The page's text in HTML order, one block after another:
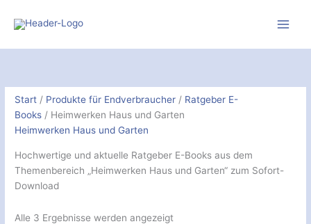
Inhalt
Start / Produkte für Endverbraucher / Ratgeber E-
Books / Heimwerken Haus und Garten
Heimwerken Haus und Garten
Hochwertige und aktuelle Ratgeber E-Books aus dem
Themenbereich „Heimwerken Haus und Garten“ zum Sofort-
Download
Alle 3 Ergebnisse werden angezeigt
sortiert